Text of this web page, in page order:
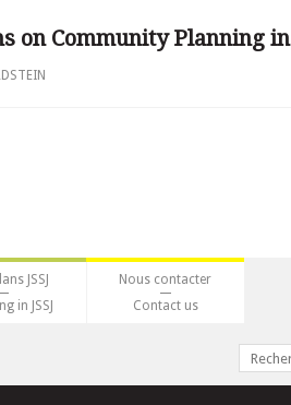
on Community Planning
JSSJ
in JSSJ
Nous contacter
Contact us